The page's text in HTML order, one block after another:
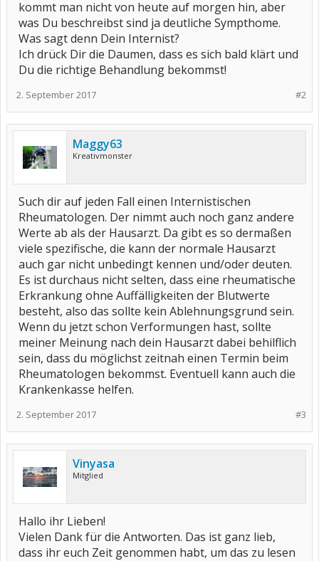
kommt man nicht von heute auf morgen hin, aber
was Du beschreibst sind ja deutliche Sympthome.
Was sagt denn Dein Internist?
Ich drück Dir die Daumen, dass es sich bald klärt und
Du die richtige Behandlung bekommst!
#2
2. September 2017
Maggy63
Kreativmonster
Such dir auf jeden Fall einen Internistischen
Rheumatologen. Der nimmt auch noch ganz andere
Werte ab als der Hausarzt. Da gibt es so dermaßen
viele spezifische, die kann der normale Hausarzt
auch gar nicht unbedingt kennen und/oder deuten.
Es ist durchaus nicht selten, dass eine rheumatische
Erkrankung ohne Auffälligkeiten der Blutwerte
besteht, also das sollte kein Ablehnungsgrund sein.
Wenn du jetzt schon Verformungen hast, sollte
meiner Meinung nach dein Hausarzt dabei behilflich
sein, dass du möglichst zeitnah einen Termin beim
Rheumatologen bekommst. Eventuell kann auch die
Krankenkasse helfen.
#3
2. September 2017
Vinyasa
Mitglied
Hallo ihr Lieben!
Vielen Dank für die Antworten. Das ist ganz lieb,
dass ihr euch Zeit genommen habt, um das zu lesen